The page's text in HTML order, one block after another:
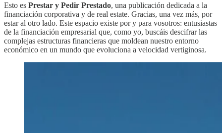
Esto es Prestar y Pedir Prestado, una publicación dedicada a la
financiación corporativa y de real estate. Gracias, una vez más, por
estar al otro lado. Este espacio existe por y para vosotros: entusiastas
de la financiación empresarial que, como yo, buscáis descifrar las
complejas estructuras financieras que moldean nuestro entorno
económico en un mundo que evoluciona a velocidad vertiginosa.